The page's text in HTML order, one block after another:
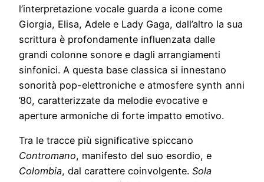
l’interpretazione vocale guarda a icone come
Giorgia, Elisa, Adele e Lady Gaga, dall’altro la sua
scrittura è profondamente influenzata dalle
grandi colonne sonore e dagli arrangiamenti
sinfonici. A questa base classica si innestano
sonorità pop-elettroniche e atmosfere synth anni
’80, caratterizzate da melodie evocative e
aperture armoniche di forte impatto emotivo.
Tra le tracce più significative spiccano
Contromano, manifesto del suo esordio, e
Colombia, dal carattere coinvolgente. Sola